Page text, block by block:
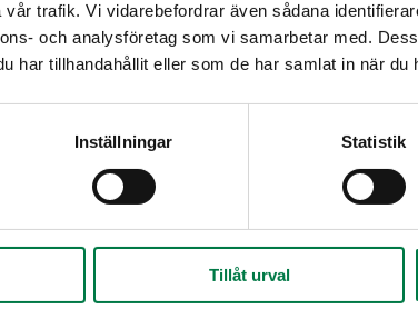
trafik. Vi vidarebefordrar även sådana
och analysföretag som vi samarbetar med.
har tillhandahållit eller som de har samlat in när du
Inställningar Statistik
Tillåt urval
Horiatikisattumat:
Lohko tomaatit.
Huuhtele fetajuusto kylmällä vedellä